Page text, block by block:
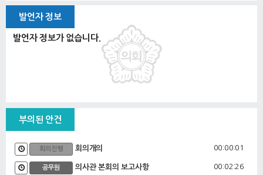
발언자 정보
발언자 정보가 없습니다.
부의된 안건
회의진행 회의개의 00:00:01
공무원 의사관 본회의 보고사항 00:02:26